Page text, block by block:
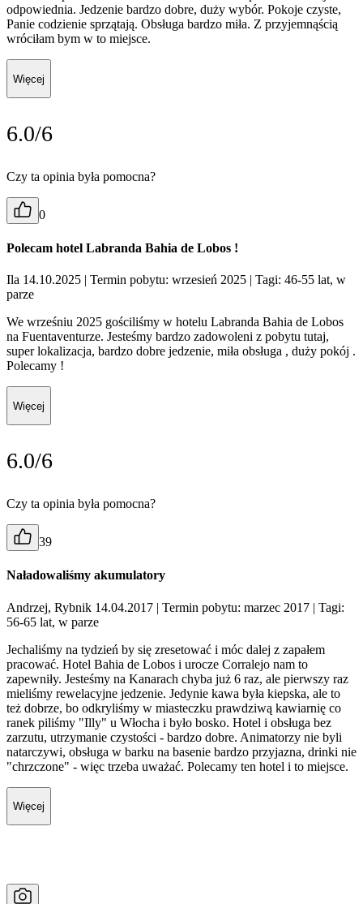
odpowiednia. Jedzenie bardzo dobre, duży wybór. Pokoje czyste,
Panie codzienie sprzątają. Obsługa bardzo miła. Z przyjemnąścią
wróciłam bym w to miejsce.
Więcej
6.0/6
Czy ta opinia była pomocna?
0
Polecam hotel Labranda Bahia de Lobos !
Ila 14.10.2025 | Termin pobytu: wrzesień 2025 | Tagi: 46-55 lat, w
parze
We wrześniu 2025 gościliśmy w hotelu Labranda Bahia de Lobos
na Fuentaventurze. Jesteśmy bardzo zadowoleni z pobytu tutaj,
super lokalizacja, bardzo dobre jedzenie, miła obsługa , duży pokój .
Polecamy !
Więcej
6.0/6
Czy ta opinia była pomocna?
39
Naładowaliśmy akumulatory
Andrzej, Rybnik 14.04.2017 | Termin pobytu: marzec 2017 | Tagi:
56-65 lat, w parze
Jechaliśmy na tydzień by się zresetować i móc dalej z zapałem
pracować. Hotel Bahia de Lobos i urocze Corralejo nam to
zapewniły. Jesteśmy na Kanarach chyba już 6 raz, ale pierwszy raz
mieliśmy rewelacyjne jedzenie. Jedynie kawa była kiepska, ale to
też dobrze, bo odkryliśmy w miasteczku prawdziwą kawiarnię co
ranek piliśmy "Illy" u Włocha i było bosko. Hotel i obsługa bez
zarzutu, utrzymanie czystości - bardzo dobre. Animatorzy nie byli
natarczywi, obsługa w barku na basenie bardzo przyjazna, drinki nie
"chrzczone" - więc trzeba uważać. Polecamy ten hotel i to miejsce.
Więcej